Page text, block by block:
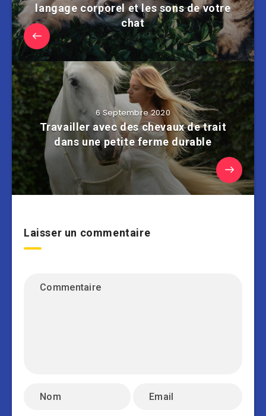
langage corporel et les sons de votre
chat
6 Septembre 2020
Travailler avec des chevaux de trait
dans une petite ferme durable
Laisser un commentaire